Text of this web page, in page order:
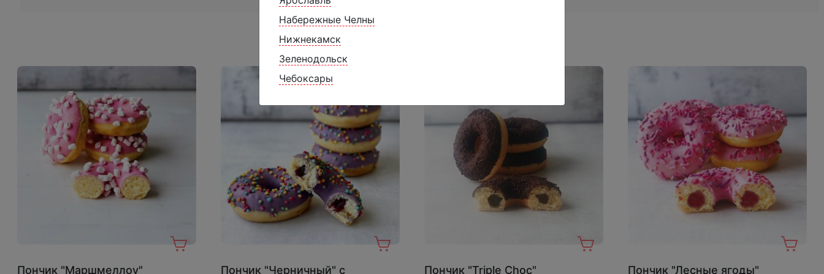
Набережные Челны
Нижнекамск
Зеленодольск
Чебоксары
Похожие товары
Пончик "Маршмеллоу" Пончик "Черничный" с Пончик "Triple Choc" Пончик "Лесные ягоды"